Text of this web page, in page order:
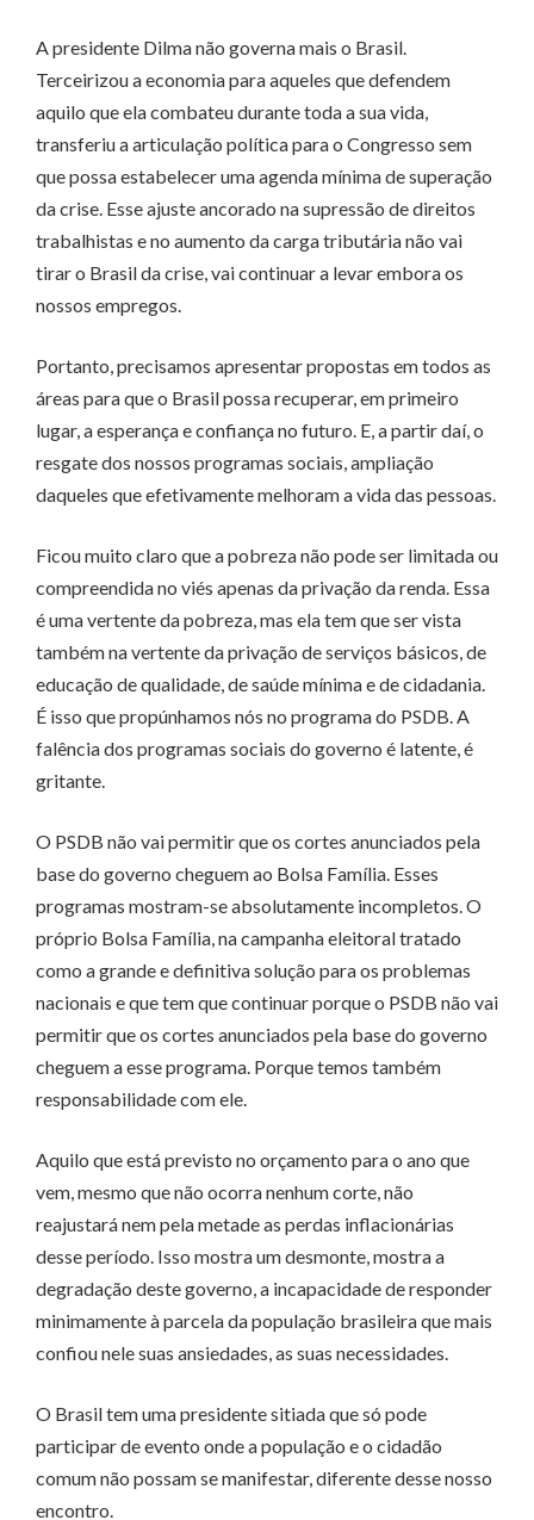
A presidente Dilma não governa mais o Brasil.
Terceirizou a economia para aqueles que defendem
aquilo que ela combateu durante toda a sua vida,
transferiu a articulação política para o Congresso sem
que possa estabelecer uma agenda mínima de superação
da crise. Esse ajuste ancorado na supressão de direitos
trabalhistas e no aumento da carga tributária não vai
tirar o Brasil da crise, vai continuar a levar embora os
nossos empregos.
Portanto, precisamos apresentar propostas em todos as
áreas para que o Brasil possa recuperar, em primeiro
lugar, a esperança e confiança no futuro. E, a partir daí, o
resgate dos nossos programas sociais, ampliação
daqueles que efetivamente melhoram a vida das pessoas.
Ficou muito claro que a pobreza não pode ser limitada ou
compreendida no viés apenas da privação da renda. Essa
é uma vertente da pobreza, mas ela tem que ser vista
também na vertente da privação de serviços básicos, de
educação de qualidade, de saúde mínima e de cidadania.
É isso que propúnhamos nós no programa do PSDB. A
falência dos programas sociais do governo é latente, é
gritante.
O PSDB não vai permitir que os cortes anunciados pela
base do governo cheguem ao Bolsa Família. Esses
programas mostram-se absolutamente incompletos. O
próprio Bolsa Família, na campanha eleitoral tratado
como a grande e definitiva solução para os problemas
nacionais e que tem que continuar porque o PSDB não vai
permitir que os cortes anunciados pela base do governo
cheguem a esse programa. Porque temos também
responsabilidade com ele.
Aquilo que está previsto no orçamento para o ano que
vem, mesmo que não ocorra nenhum corte, não
reajustará nem pela metade as perdas inflacionárias
desse período. Isso mostra um desmonte, mostra a
degradação deste governo, a incapacidade de responder
minimamente à parcela da população brasileira que mais
confiou nele suas ansiedades, as suas necessidades.
O Brasil tem uma presidente sitiada que só pode
participar de evento onde a população e o cidadão
comum não possam se manifestar, diferente desse nosso
encontro.